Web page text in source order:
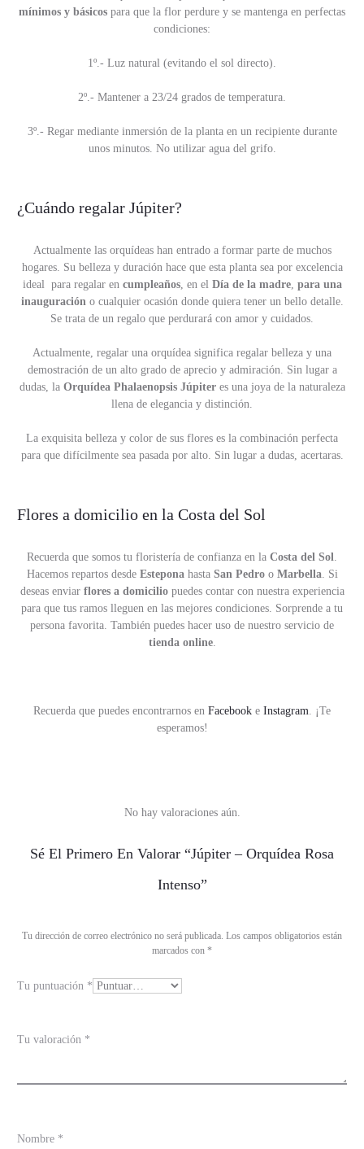
mínimos y básicos para que la flor perdure y se mantenga en perfectas
condiciones:
1º.- Luz natural (evitando el sol directo).
2º.- Mantener a 23/24 grados de temperatura.
3º.- Regar mediante inmersión de la planta en un recipiente durante
unos minutos. No utilizar agua del grifo.
¿Cuándo regalar Júpiter?
Actualmente las orquídeas han entrado a formar parte de muchos
hogares. Su belleza y duración hace que esta planta sea por excelencia
ideal para regalar en cumpleaños, en elDía de la madre, para una
inauguracióno cualquier ocasión donde quiera tener un bello detalle.
Se trata de un regalo que perdurará con amor y cuidados.
Actualmente, regalar una orquídea significa regalar belleza y una
demostración de un alto grado de aprecio y admiración. Sin lugar a
dudas, la Orquídea Phalaenopsis Júpiteres una joya de la naturaleza
llena de elegancia y distinción.
La exquisita belleza y color de sus flores es la combinación perfecta
para que difícilmente sea pasada por alto. Sin lugar a dudas, acertaras.
Flores a domicilio en la Costa del Sol
Recuerda que somos tu floristería de confianza en la Costa del Sol.
Hacemos repartos desde Esteponahasta San Pedroo Marbella. Si
deseas enviar flores a domiciliopuedes contar con nuestra experiencia
para que tus ramos lleguen en las mejores condiciones. Sorprende a tu
persona favorita. También puedes hacer uso de nuestro servicio de
tienda online.
Recuerda que puedes encontrarnos en Facebook e Instagram. ¡Te
esperamos!
c
o
e
No hay valoraciones aún.
Sé El Primero En Valorar “Júpiter – Orquídea Rosa
Intenso”
Tu dirección de correo electrónico no será publicada. Los campos obligatorios están
marcados con *
Tu puntuación *
Tu valoración *
Nombre *